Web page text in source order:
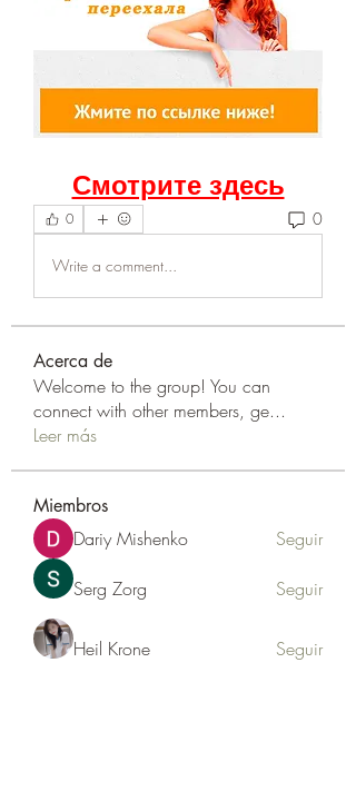
Смотрите здесь
0 0
Write a comment...
Acerca de
Welcome to the group! You can
connect with other members, ge...
Leer más
Miembros
Dariy Mishenko Seguir
Serg Zorg Seguir
Heil Krone Seguir